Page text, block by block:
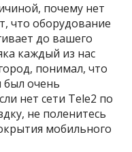
почему нет
что оборудование
до вашего
каждый из нас
понимал, что
был очень
нет сети Tele2 по
не поленитесь
мобильного